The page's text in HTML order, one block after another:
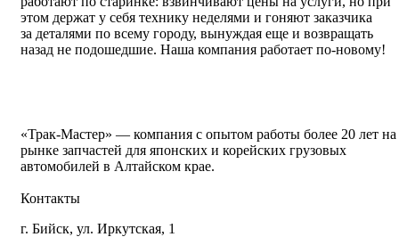
этом держат у себя технику неделями и гоняют заказчика
за деталями по всему городу, вынуждая еще и возвращать
назад не подошедшие. Наша компания работает по-новому!
«Трак-Мастер» — компания с опытом работы более 20 лет на
рынке запчастей для японских и корейских грузовых
автомобилей в Алтайском крае.
Контакты
г. Бийск, ул. Иркутская, 1